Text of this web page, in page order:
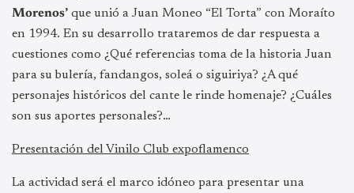
Morenos’ que unió a Juan Moneo “El Torta” con Moraíto
en 1994. En su desarrollo trataremos de dar respuesta a
cuestiones como ¿Qué referencias toma de la historia Juan
para su bulería, fandangos, soleá o siguiriya? ¿A qué
personajes históricos del cante le rinde homenaje? ¿Cuáles
son sus aportes personales?…
Presentación del Vinilo Club expoflamenco
La actividad será el marco idóneo para presentar una